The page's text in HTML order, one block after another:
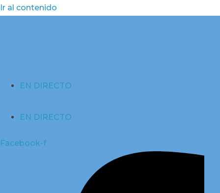
Ir al contenido
EN DIRECTO
EN DIRECTO
Facebook-f